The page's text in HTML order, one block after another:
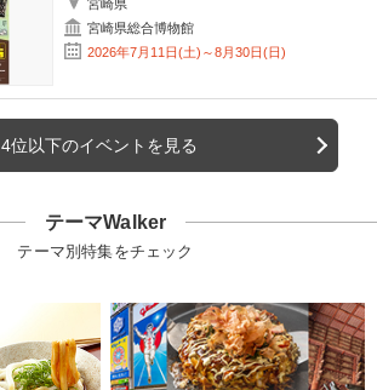
宮崎県
宮崎県総合博物館
2026年7月11日(土)～8月30日(日)
4位以下のイベントを見る
テーマWalker
テーマ別特集をチェック